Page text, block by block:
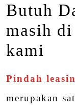
Butuh
masih
kami
Pindah
merupakan